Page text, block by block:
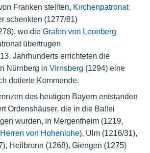
Franken stellten, Kirchenpatronat
schenkten (1277/81)
wo die Grafen von Leonberg
übertrugen
Jahrhunderts errichteten die
Nürnberg in Virnsberg (1294) eine
dotierte Kommende.
des heutigen Bayern entstanden
Ordenshäuser, die in die Ballei
wurden, in Mergentheim (1219,
Herren von Hohenlohe), Ulm (1216/31),
Heilbronn (1268), Giengen (1275)